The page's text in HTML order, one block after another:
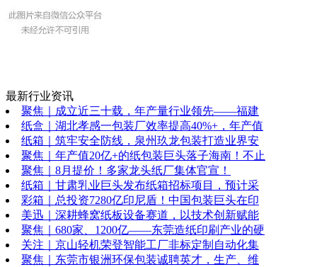
最新行业资讯
聚焦｜成立近三十载，年产量行业领先——福建
纸盒｜湖北孝感一包装厂效率提高40%+，年产值
纸箱｜筑牢安全防线，泉州玖龙包装打造业界安
聚焦｜年产值20亿+的纸包装巨头落子海南！不止
聚焦｜8月提价！多家龙头纸厂集体官宣！
纸箱｜甘肃乳业巨头发布纸箱招标项目，预计采
彩箱｜总投资7280亿印尼盾！中国包装巨头在印
美迅｜深耕蜂窝纸板设备赛道，以技术创新赋能
聚焦｜680家、1200亿——东莞造纸印刷产业的硬
关注｜京山轻机荣登智能工厂非标定制自动化集
聚焦｜东莞市银洲环保包装诚聘英才，生产、维